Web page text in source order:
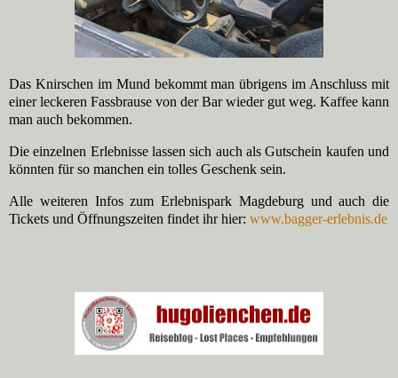
Das Knirschen im Mund bekommt man übrigens im Anschluss mit
einer leckeren Fassbrause von der Bar wieder gut weg. Kaffee kann
man auch bekommen.
Die einzelnen Erlebnisse lassen sich auch als Gutschein kaufen und
könnten für so manchen ein tolles Geschenk sein.
Alle weiteren Infos zum Erlebnispark Magdeburg und auch die
Tickets und Öffnungszeiten findet ihr hier: www.bagger-erlebnis.de